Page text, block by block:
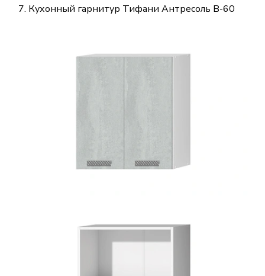
Кухонный гарнитур Тифани Антресоль В-60